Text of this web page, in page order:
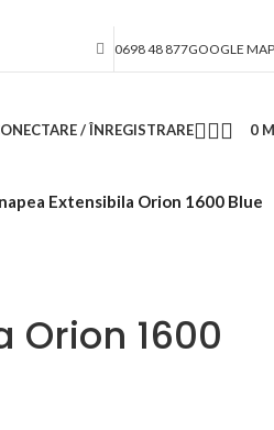
0698 48 877GOOGLE
/ ÎNREGISTRARE 0
Extensibila Orion 1600 Blue
Orion 1600